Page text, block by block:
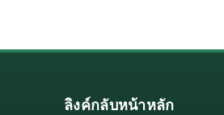
ลิงค์กลับหน้าหลัก